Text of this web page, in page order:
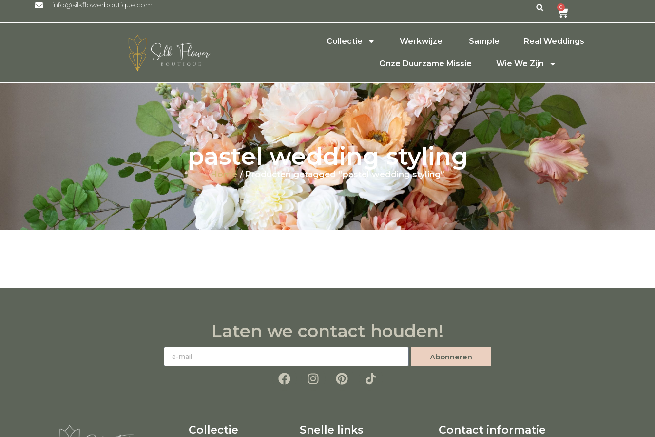
info@silkflowerboutique.com 0
Collectie Werkwijze Sample Real Weddings
Onze Duurzame Missie Wie We Zijn
pastel wedding styling
Home / Producten getagged “pastel wedding styling”
Laten we contact houden!
Abonneren
Collectie Snelle links Contact informatie